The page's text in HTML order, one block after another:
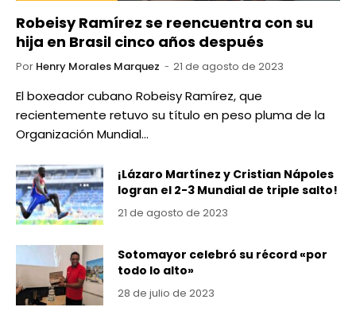
Robeisy Ramírez se reencuentra con su
hija en Brasil cinco años después
Por Henry Morales Marquez 21 de agosto de 2023
El boxeador cubano Robeisy Ramírez, que
recientemente retuvo su título en peso pluma de la
Organización Mundial…
¡Lázaro Martínez y Cristian Nápoles
logran el 2-3 Mundial de triple salto!
21 de agosto de 2023
Sotomayor celebró su récord «por
todo lo alto»
28 de julio de 2023